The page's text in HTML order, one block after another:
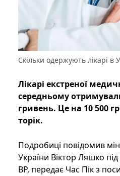
Скільки одержують лікарі в
Лікарі екстреної
середньому
гривень. Це на 10 500
торік.
Подробиці повідомив
України Віктор Ляшко
ВР, передає Час Пік з